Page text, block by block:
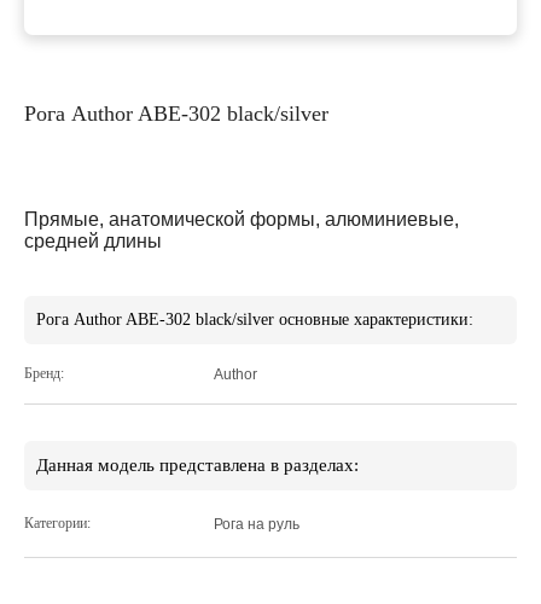
Рога Author ABE-302 black/silver
Прямые, анатомической формы, алюминиевые,
средней длины
Рога Author ABE-302 black/silver основные характеристики:
Бренд: Author
Данная модель представлена в разделах:
Категории: Рога на руль